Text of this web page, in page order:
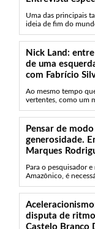
Uma das principais
ideia de fim do
Nick Land:
de uma
com Fabrício
Ao mesmo tempo
vertentes, como um
Pensar de
generosidade.
Marques
Para o pesquisador
Amazônico, é
disputa de
Castelo Branco